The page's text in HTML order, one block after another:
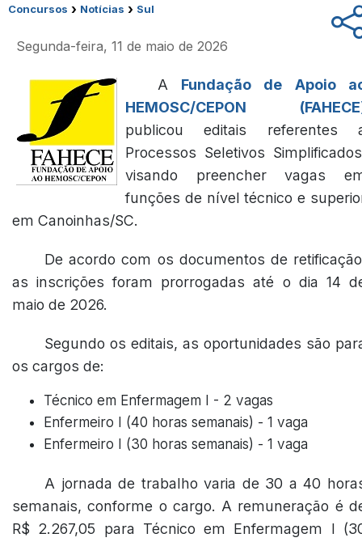
Concursos › Notícias › Sul
Segunda-feira, 11 de maio de 2026
A Fundação de Apoio
HEMOSC/CEPON
publicou editais referentes
Processos Seletivos
visando preencher vagas
funções de nível técnico e
em Canoinhas/SC.
De acordo com os documentos de
as inscrições foram prorrogadas até o dia 14
maio de 2026.
Segundo os editais, as oportunidades são
os cargos de:
Técnico em Enfermagem I - 2 vagas
Enfermeiro I (40 horas semanais) - 1 vaga
Enfermeiro I (30 horas semanais) - 1 vaga
A jornada de trabalho varia de 30 a 40
semanais, conforme o cargo. A remuneração é
R$ 2.267,05 para Técnico em Enfermagem I